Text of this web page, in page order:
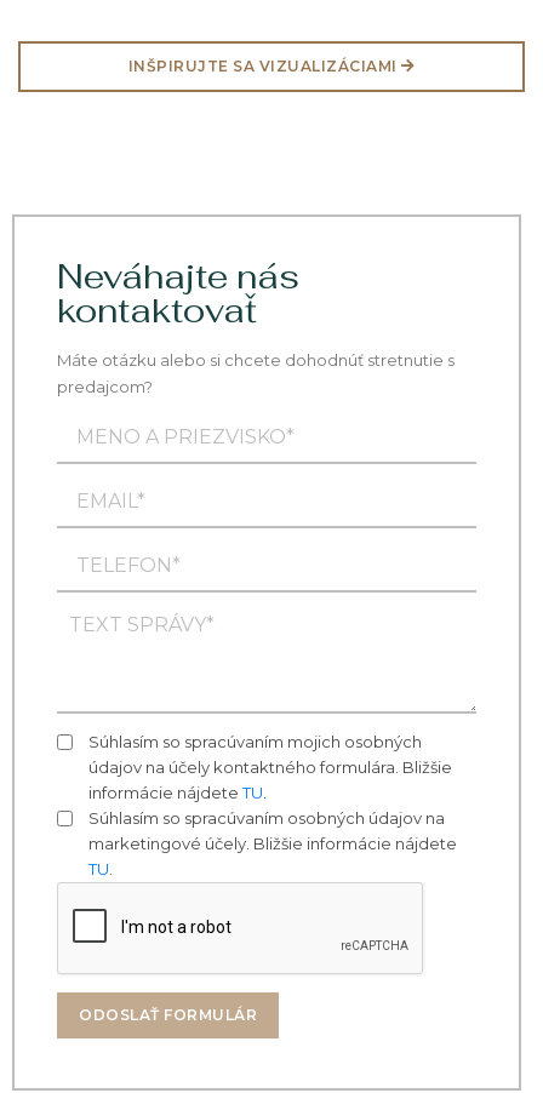
INŠPIRUJTE SA VIZUALIZÁCIAMI
Neváhajte nás
kontaktovať
Máte otázku alebo si chcete dohodnúť stretnutie s
predajcom?
Súhlasím so spracúvaním mojich osobných
údajov na účely kontaktného formulára. Bližšie
informácie nájdeteTU.
Súhlasím so spracúvaním osobných údajov na
marketingové účely. Bližšie informácie nájdete
TU.
ODOSLAŤ FORMULÁR